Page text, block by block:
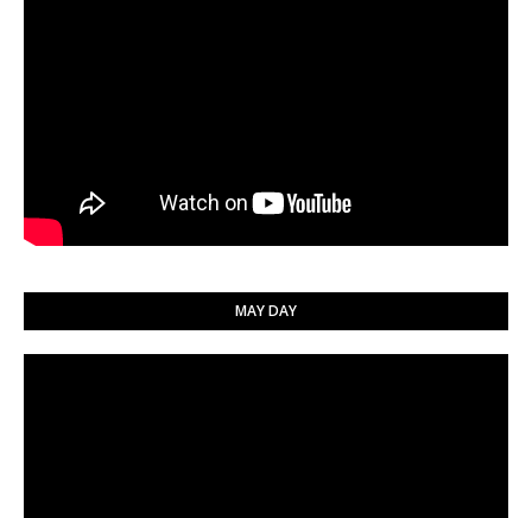
MAY DAY